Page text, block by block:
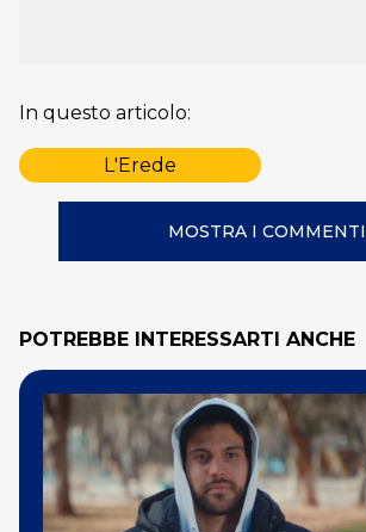
In questo articolo:
L'Erede
MOSTRA I COMMENTI
POTREBBE INTERESSARTI ANCHE